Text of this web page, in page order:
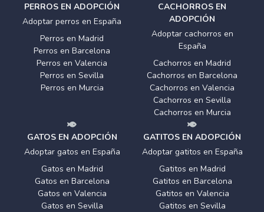
PERROS EN ADOPCIÓN
Adoptar perros en España
Perros en Madrid
Perros en Barcelona
Perros en Valencia
Perros en Sevilla
Perros en Murcia
CACHORROS EN
ADOPCIÓN
Adoptar cachorros en
España
Cachorros en Madrid
Cachorros en Barcelona
Cachorros en Valencia
Cachorros en Sevilla
Cachorros en Murcia
GATOS EN ADOPCIÓN
Adoptar gatos en España
Gatos en Madrid
Gatos en Barcelona
Gatos en Valencia
Gatos en Sevilla
GATITOS EN ADOPCIÓN
Adoptar gatitos en España
Gatitos en Madrid
Gatitos en Barcelona
Gatitos en Valencia
Gatitos en Sevilla